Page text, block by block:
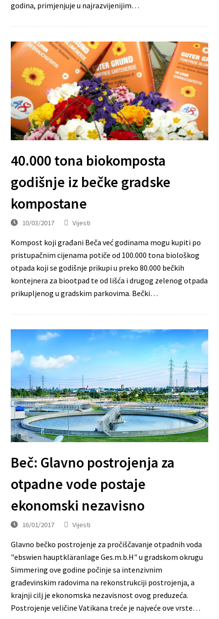
godina, primjenjuje u najrazvijenijim…
40.000 tona biokomposta
godišnje iz bečke gradske
kompostane
10/03/2017 Vijesti
Kompost koji građani Beča već godinama mogu kupiti po
pristupačnim cijenama potiče od 100.000 tona biološkog
otpada koji se godišnje prikupi u preko 80.000 bečkih
kontejnera za biootpad te od lišća i drugog zelenog otpada
prikupljenog u gradskim parkovima. Bečki…
Beč: Glavno postrojenja za
otpadne vode postaje
ekonomski nezavisno
16/01/2017 Vijesti
Glavno bečko postrojenje za pročiščavanje otpadnih voda
"ebswien hauptkläranlage Ges.m.b.H" u gradskom okrugu
Simmering ove godine počinje sa intenzivnim
građevinskim radovima na rekonstrukciji postrojenja, a
krajnji cilj je ekonomska nezavisnost ovog preduzeća.
Postrojenje veličine Vatikana treće je najveće ove vrste…